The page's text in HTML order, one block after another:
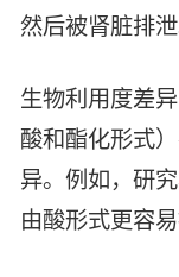
其他
鸿鹄实验室
联系我们
然后被肾脏排泄
生物利用度差
酸和酯化形式
异。例如，研
由酸形式更容